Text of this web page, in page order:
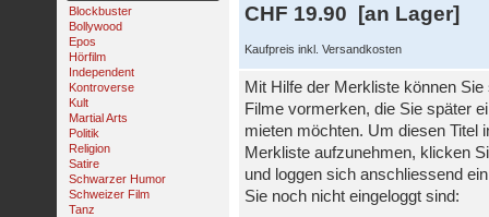
Blockbuster
Bollywood
Epos
Hörfilm
Independent
Kontroverse
Kult
Martial Arts
Politik
Religion
Satire
Schwarzer Humor
Schweizer Film
Tanz
CHF 19.90 [an Lager]
Kaufpreis inkl. Versandkosten
Mit Hilfe der Merkliste können Sie
Filme vormerken, die Sie später
mieten möchten. Um diesen Titel
Merkliste aufzunehmen, klicken
und loggen sich anschliessend
Sie noch nicht eingeloggt sind: